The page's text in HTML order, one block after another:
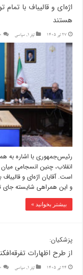
اژه‌ای و قالیباف با
هستند
27 تیر 1405 تیتر1 ,سیاسی 0
رئیس‌جمهوری با اشاره به
انقلاب، چنین انسجامی
است. آقایان اژه‌ای و
و این همراهی شایسته جای
بیشتر بخوانید »
پزشکیان:
از طرح اظهارات
24 تیر 1405 تیتر1 ,سیاسی 0